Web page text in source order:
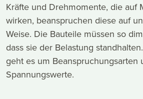
Kräfte und Drehmomente, die auf
wirken, beanspruchen diese auf
Weise. Die Bauteile müssen so
dass sie der Belastung
geht es um Beanspruchungsarten
Spannungswerte.